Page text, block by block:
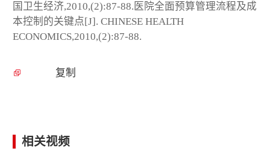
国卫生经济,2010,(2):87-88.医院全面预算管理流程及成
本控制的关键点[J]. CHINESE HEALTH
ECONOMICS,2010,(2):87-88.
复制
相关视频